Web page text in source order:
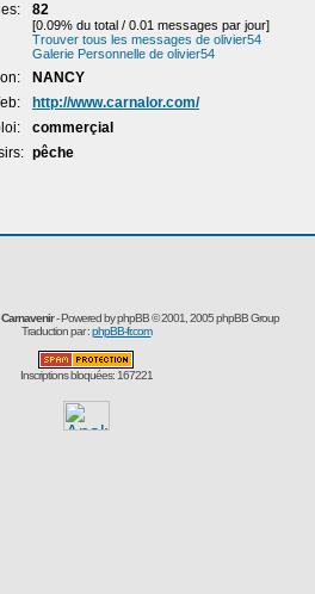
82
[0.09% du total / 0.01 messages par jour]
Trouver tous les messages de olivier54
Galerie Personnelle de olivier54
NANCY
http://www.carnalor.com/
commerçial
pêche
- Powered byphpBB© 2001, 2005 phpBB Group
Traduction par :phpBB-fr.com
Inscriptions bloquées: 167221